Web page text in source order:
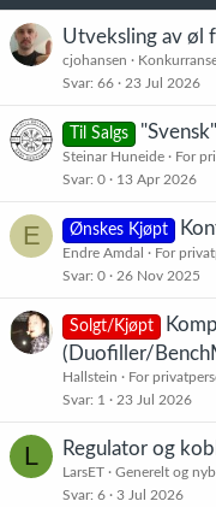
Utveksling av øl
cjohansen
Svar 66 23 Jul 2026
Til Salgs
Steinar Huneide
For
Svar 0 13 Apr 2026
E Ønskes Kjøpt
Endre Amdal
For
Svar 0 26 Nov 2025
Solgt/Kjøpt
(Duofiller/
Hallstein
For
Svar 1 23 Jul 2026
L Regulator og
LarsET
Generelt og
Svar 6 3 Jul 2026